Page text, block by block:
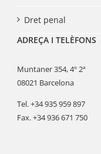
Dret penal
ADREÇA I TELÈFONS
Muntaner 354, 4º 2ª
08021 Barcelona
Tel. +34 935 959 897
Fax. +34 936 671 750